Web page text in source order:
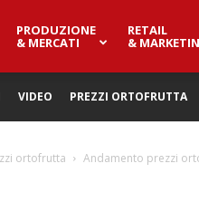
PRODUZIONE
& MERCATI
RETAIL
&
VIDEO PREZZI ORTOFRUTTA
ortofrutta Andamento prezzi